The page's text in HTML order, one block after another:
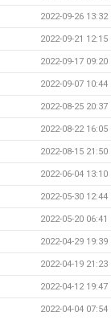
2022-09-26 13:32
2022-09-21 12:15
2022-09-17 09:20
2022-09-07 10:44
2022-08-25 20:37
2022-08-22 16:05
2022-08-15 21:50
2022-06-04 13:10
2022-05-30 12:44
2022-05-20 06:41
2022-04-29 19:39
2022-04-19 21:23
2022-04-12 19:47
2022-04-04 07:54